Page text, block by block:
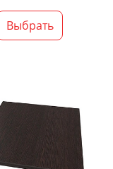
Выбрать